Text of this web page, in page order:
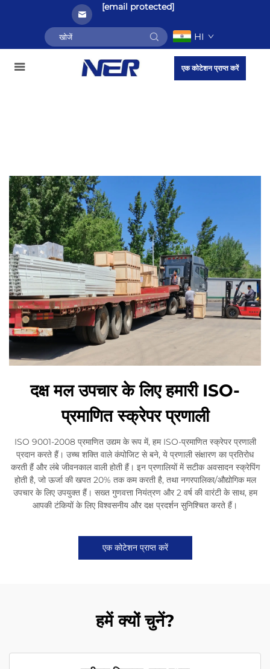
[email protected]
HI
एक कोटेशन प्राप्त करें
दक्ष मल उपचार के लिए हमारी ISO-
प्रमाणित स्क्रेपर प्रणाली
ISO 9001-2008 प्रमाणित उद्यम के रूप में, हम ISO-प्रमाणित स्क्रेपर प्रणाली
प्रदान करते हैं। उच्च शक्ति वाले कंपोजिट से बने, ये प्रणाली संक्षारण का प्रतिरोध
करती हैं और लंबे जीवनकाल वाली होती हैं। इन प्रणालियों में सटीक अवसादन स्क्रेपिंग
होती है, जो ऊर्जा की खपत 20% तक कम करती है, तथा नगरपालिका/औद्योगिक मल
उपचार के लिए उपयुक्त हैं। सख्त गुणवत्ता नियंत्रण और 2 वर्ष की वारंटी के साथ, हम
आपकी टंकियों के लिए विश्वसनीय और दक्ष प्रदर्शन सुनिश्चित करते हैं।
एक कोटेशन प्राप्त करें
हमें क्यों चुनें?